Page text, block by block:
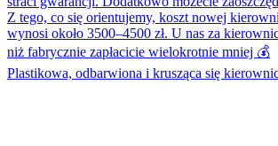
Plastikowa, odbarwiona i krusząca się